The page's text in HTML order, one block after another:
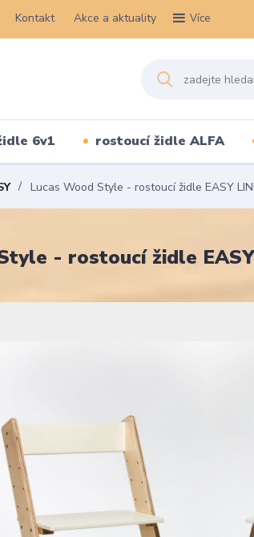
Kontakt Akce a aktuality Více
6v1 rostoucí židle ALFA
Lucas Wood Style - rostoucí židle EASY
- rostoucí židle